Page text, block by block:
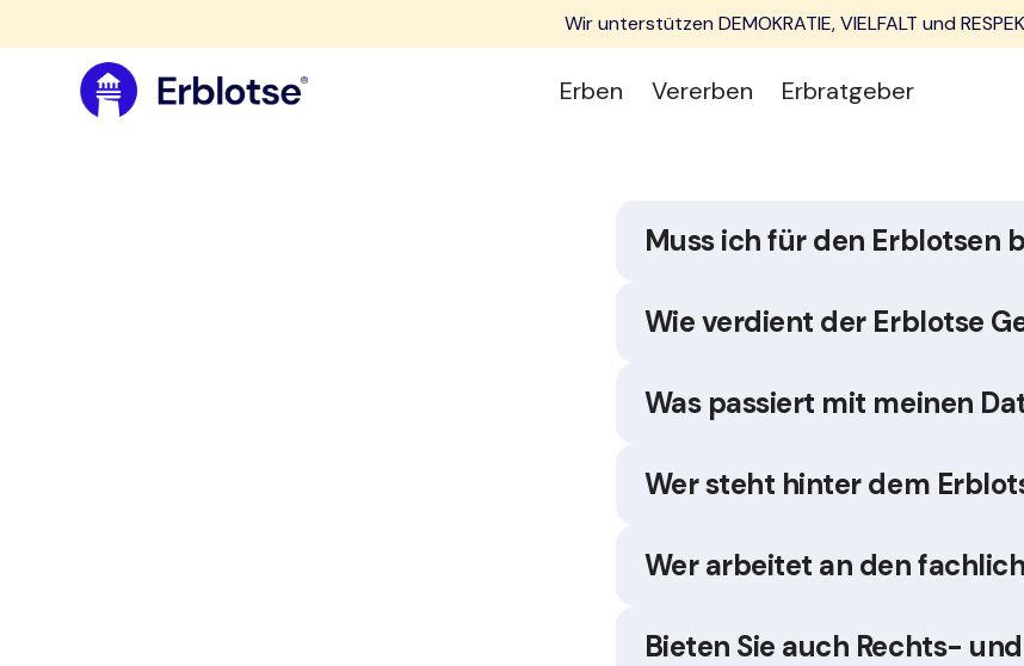
Wir unterstützen DEMOKRATIE, VIELFALT und
Erben Vererben Erbratgeber
Muss ich für den Erblotsen
Wie verdient der Erblotse
Was passiert mit meinen
Wer steht hinter dem
Wer arbeitet an den
Bieten Sie auch Rechts-